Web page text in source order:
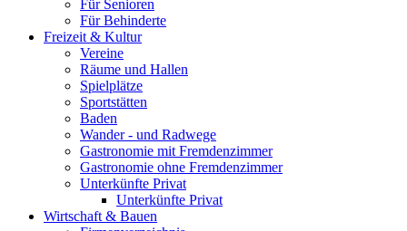
Für Senioren
Für Behinderte
Freizeit & Kultur
Vereine
Räume und Hallen
Spielplätze
Sportstätten
Baden
Wander - und Radwege
Gastronomie mit Fremdenzimmer
Gastronomie ohne Fremdenzimmer
Unterkünfte Privat
Unterkünfte Privat
Wirtschaft & Bauen